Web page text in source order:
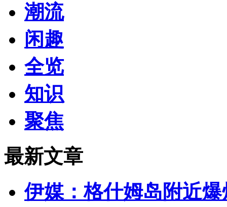
潮流
闲趣
全览
知识
聚焦
最新文章
伊媒：格什姆岛附近